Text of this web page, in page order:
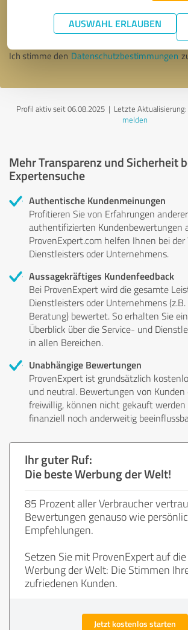
AUSWAHL ERLAUBEN
Nachricht senden
Ich stimme den Datenschutzbestimmungen
Profil aktiv seit 06.08.2025 | Letzte
melden
Mehr Transparenz und Sicherheit
Expertensuche
Authentische Kundenmeinungen
Profitieren Sie von Erfahrungen
authentifizierten Kundenbewertungen
ProvenExpert.com helfen Ihnen bei
Dienstleisters oder Unternehmens.
Aussagekräftiges Kundenfeedback
Bei ProvenExpert wird die gesamte
Dienstleisters oder Unternehmens
Beratung) bewertet. So erhalten Sie
Überblick über die Service- und
in allen Bereichen.
Unabhängige Bewertungen
ProvenExpert ist grundsätzlich
und neutral. Bewertungen von Kunden
freiwillig, können nicht gekauft werden
finanziell noch anderweitig
Ihr guter Ruf:
Die beste Werbung der Welt!
85 Prozent aller Verbraucher
Bewertungen genauso wie
Empfehlungen.
Setzen Sie mit ProvenExpert auf
Werbung der Welt: Die Stimmen
zufriedenen Kunden.
Jetzt kostenlos starten